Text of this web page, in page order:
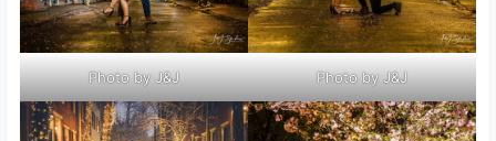
Photo by J&J Photo by J&J